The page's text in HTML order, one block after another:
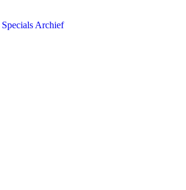
Specials Archief